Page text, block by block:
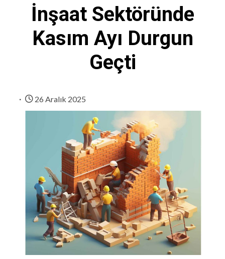
İnşaat Sektöründe
Kasım Ayı Durgun
Geçti
26 Aralık 2025